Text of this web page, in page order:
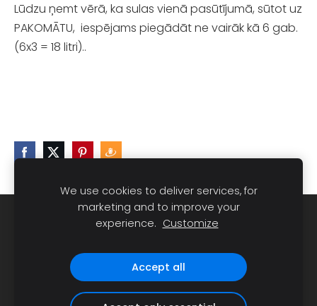
Lūdzu ņemt vērā, ka sulas vienā pasūtījumā, sūtot uz
PAKOMĀTU, iespējams piegādāt ne vairāk kā 6 gab.
(6x3 = 18 litri)..
Sīkdatnes
Dravnieks Ainars Millers, e-pasts:
dravnieks@gmail.com, tālrunis 28630031
We use cookies to deliver services, for
marketing and to improve your
experience. Customize
Accept all